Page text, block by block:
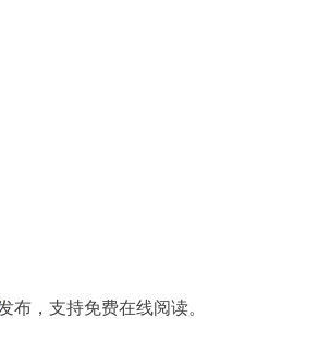
布，支持免费在线阅读。